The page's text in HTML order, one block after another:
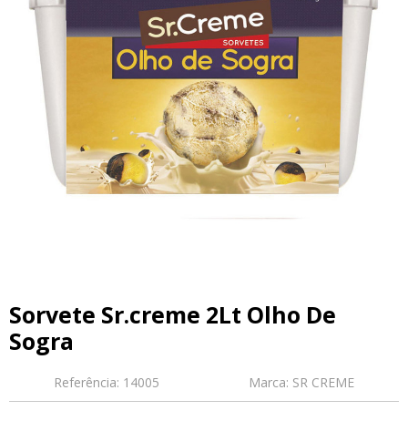
Sorvete Sr.creme 2Lt Olho De
Sogra
Referência: 14005 Marca: SR CREME